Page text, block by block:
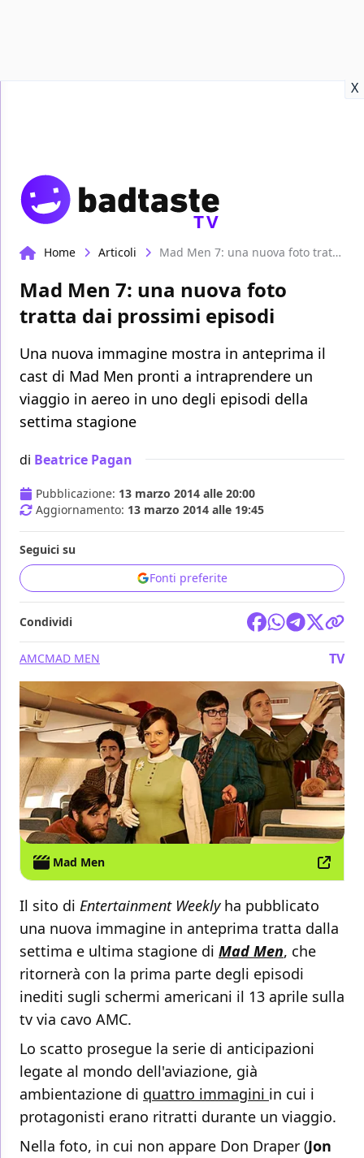
X
TV
Home Articoli Mad Men 7: una nuova foto tratta dai prossimi episodi
Mad Men 7: una nuova foto
tratta dai prossimi episodi
Una nuova immagine mostra in anteprima il
cast di Mad Men pronti a intraprendere un
viaggio in aereo in uno degli episodi della
settima stagione
di Beatrice Pagan
Pubblicazione: 13 marzo 2014 alle 20:00
Aggiornamento: 13 marzo 2014 alle 19:45
Seguici su
Fonti preferite
Condividi
AMCMAD MEN TV
Mad Men
Il sito di Entertainment Weeklyha pubblicato
una nuova immagine in anteprima tratta dalla
settima e ultima stagione di Mad Men, che
ritornerà con la prima parte degli episodi
inediti sugli schermi americani il 13 aprile sulla
tv via cavo AMC.
Lo scatto prosegue la serie di anticipazioni
legate al mondo dell'aviazione, già
ambientazione di quattro immagini in cui i
protagonisti erano ritratti durante un viaggio.
Nella foto, in cui non appare Don Draper (Jon